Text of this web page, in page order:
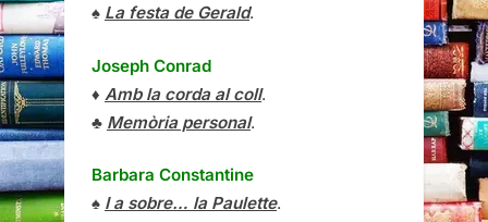
♠ La festa de Gerald.
Joseph Conrad
♦ Amb la corda al coll.
♣ Memòria personal.
Barbara Constantine
♠ I a sobre… la Paulette.